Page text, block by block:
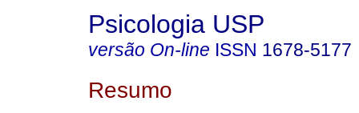
Psicologia USP
versão On-line ISSN 1678-5177
Resumo